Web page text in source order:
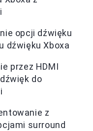
opcji dźwięku
dźwięku Xboxa
przez HDMI
do
z
surround